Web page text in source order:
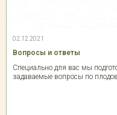
02.12.2021
Вопросы и ответы
Специально для вас мы
задаваемые вопросы по